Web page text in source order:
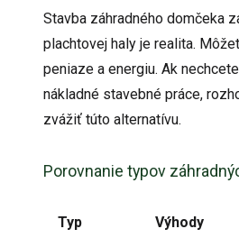
Stavba záhradného domčeka
plachtovej haly je realita.
peniaze a energiu. Ak
nákladné stavebné práce,
zvážiť túto alternatívu.
Porovnanie typov
Typ
Výhody